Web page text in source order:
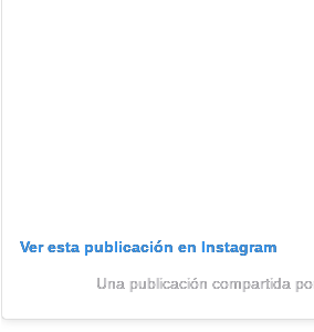
Ver esta publicación en Instagram
Una publicación compartida